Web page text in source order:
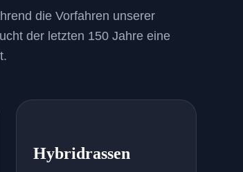
die Vorfahren unserer
der letzten 150 Jahre eine
Hybridrassen